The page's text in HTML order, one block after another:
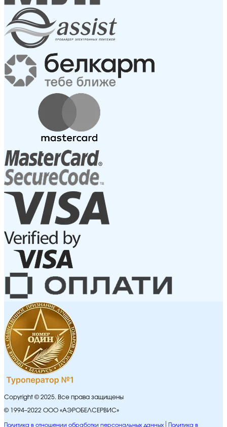
Copyright © 2025. Все права защищены
© 1994–2022 ООО «АЭРОБЕЛСЕРВИС»
Политика в отношении обработки персональных данных
Политика в